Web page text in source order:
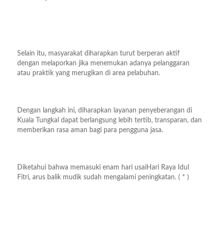
Selain itu, masyarakat diharapkan turut berperan aktif
dengan melaporkan jika menemukan adanya pelanggaran
atau praktik yang merugikan di area pelabuhan.
Dengan langkah ini, diharapkan layanan penyeberangan di
Kuala Tungkal dapat berlangsung lebih tertib, transparan, dan
memberikan rasa aman bagi para pengguna jasa.
Diketahui bahwa memasuki enam hari usaiHari Raya Idul
Fitri, arus balik mudik sudah mengalami peningkatan. ( * )